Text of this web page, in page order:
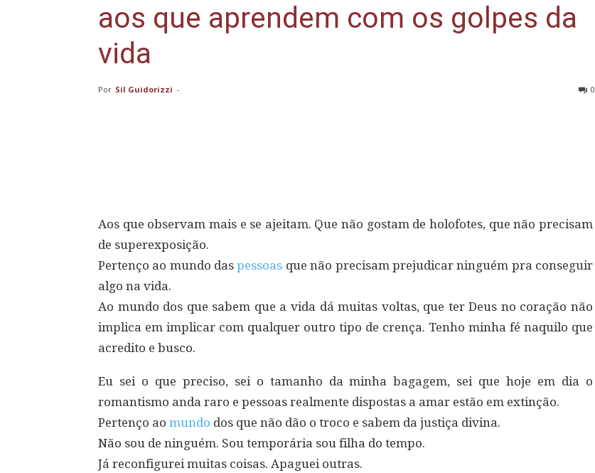
aos que aprendem com os golpes da
vida
Por Sil Guidorizzi - 0
Aos que observam mais e se ajeitam. Que não gostam de holofotes, que não precisam
de superexposição.
Pertenço ao mundo daspessoas que não precisam prejudicar ninguém pra conseguir
algo na vida.
Ao mundo dos que sabem que a vida dá muitas voltas, que ter Deus no coração não
implica em implicar com qualquer outro tipo de crença. Tenho minha fé naquilo que
acredito e busco.
Eu sei o que preciso, sei o tamanho da minha bagagem, sei que hoje em dia o
romantismo anda raro e pessoas realmente dispostas a amar estão em extinção.
Pertenço ao mundo dos que não dão o troco e sabem da justiça divina.
Não sou de ninguém. Sou temporária sou filha do tempo.
Já reconfigurei muitas coisas. Apaguei outras.